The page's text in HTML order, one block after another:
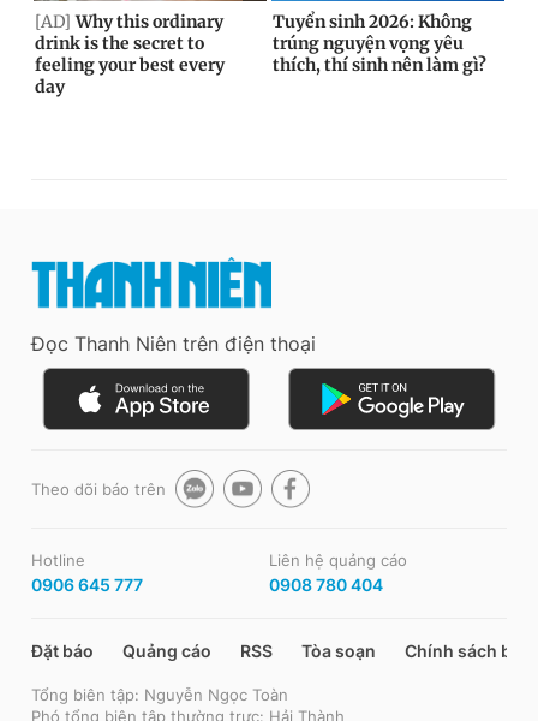
Đọc Thanh Niên trên điện thoại
Theo dõi báo trên
Hotline
0906 645 777
Liên hệ quảng cáo
0908 780 404
Đặt báo Quảng cáo RSS Tòa soạn Chính sách bảo
Tổng biên tập: Nguyễn Ngọc Toàn
Phó tổng biên tập thường trực: Hải Thành